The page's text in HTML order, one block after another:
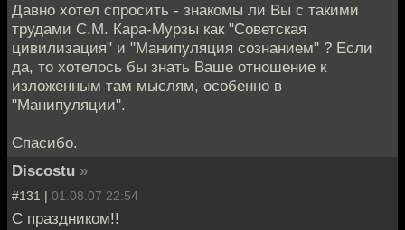
Давно хотел спросить - знакомы ли Вы с такими
трудами С.М. Кара-Мурзы как "Советская
цивилизация" и "Манипуляция сознанием" ? Если
да, то хотелось бы знать Ваше отношение к
изложенным там мыслям, особенно в
"Манипуляции".
Спасибо.
Discostu »
#131 | 01.08.07 22:54
C праздником!!